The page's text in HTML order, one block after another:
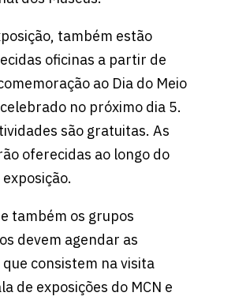
também estão
oficinas a partir de
ao Dia do Meio
no próximo dia 5.
são gratuitas. As
oferecidas ao longo do
também os grupos
devem agendar as
consistem na visita
de exposições do MCN e